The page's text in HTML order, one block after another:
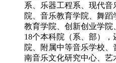
系、乐器工程系、现代
院、音乐教育学院、舞
教育学院、创新创业学
18个本科院（系、部）
院、附属中等音乐学校
南音乐文化研究中心、